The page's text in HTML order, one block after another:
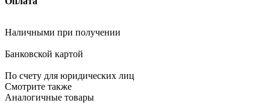
Наличными при получении
Банковской картой
По счету для юридических лиц
Смотрите также
Аналогичные товары